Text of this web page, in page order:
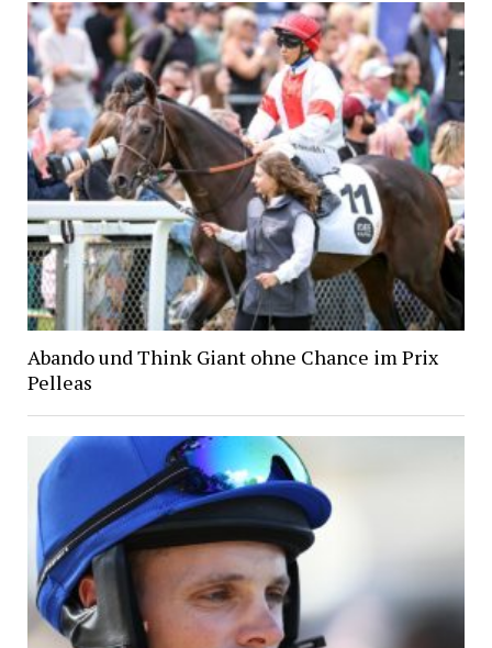
Abando und Think Giant ohne Chance im Prix
Pelleas